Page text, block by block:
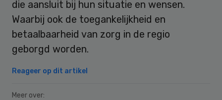
die aansluit bij hun situatie en wensen.
Waarbij ook de toegankelijkheid en
betaalbaarheid van zorg in de regio
geborgd worden.
Reageer op dit artikel
Meer over: